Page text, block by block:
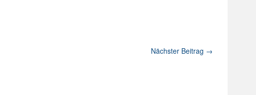
Nächster Beitrag →